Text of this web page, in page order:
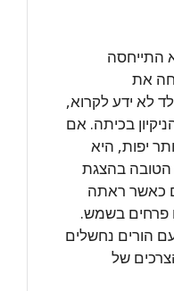
התייחסה
את
לא ידע לקרוא,
בכיתה. אם
יפות, היא
הטובה בהצגת
כאשר ראתה
פרחים בשמש.
הורים נחשלים
של